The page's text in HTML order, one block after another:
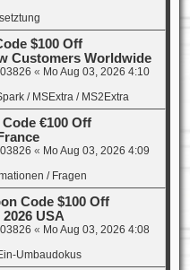
$100 Off
Customers Worldwide
« Mo Aug 03, 2026 4:10
/ MSExtra / MS2Extra
€100 Off
« Mo Aug 03, 2026 4:09
/ Fragen
Code $100 Off
USA
« Mo Aug 03, 2026 4:08
Umbaudokus